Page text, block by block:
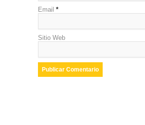
Email *
Sitio Web